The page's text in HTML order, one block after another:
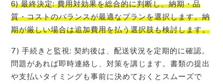
6) 最終決定: 費用対効果を総合的に判断し、納期・品
質・コストのバランスが最適なプランを選択します。納
期が厳しい場合は追加費用を払う選択肢も検討します。
7) 手続きと監視: 契約後は、配送状況を定期的に確認。
問題があれば即時連絡し、対策を講じます。書類の提出
や支払いタイミングも事前に決めておくとスムーズで